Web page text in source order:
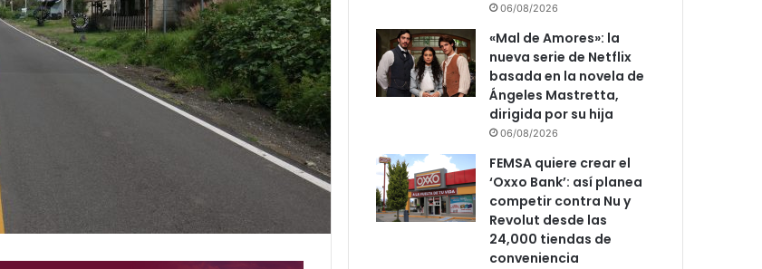
06/08/2026
«Mal de Amores»: la
nueva serie de Netflix
basada en la novela de
Ángeles Mastretta,
dirigida por su hija
06/08/2026
FEMSA quiere crear el
‘Oxxo Bank’: así planea
competir contra Nu y
Revolut desde las
24,000 tiendas de
conveniencia